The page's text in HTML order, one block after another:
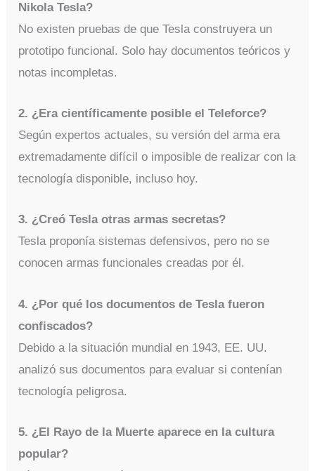
Nikola Tesla?
No existen pruebas de que Tesla construyera un
prototipo funcional. Solo hay documentos teóricos y
notas incompletas.
2. ¿Era científicamente posible el Teleforce?
Según expertos actuales, su versión del arma era
extremadamente difícil o imposible de realizar con la
tecnología disponible, incluso hoy.
3. ¿Creó Tesla otras armas secretas?
Tesla proponía sistemas defensivos, pero no se
conocen armas funcionales creadas por él.
4. ¿Por qué los documentos de Tesla fueron
confiscados?
Debido a la situación mundial en 1943, EE. UU.
analizó sus documentos para evaluar si contenían
tecnología peligrosa.
5. ¿El Rayo de la Muerte aparece en la cultura
popular?